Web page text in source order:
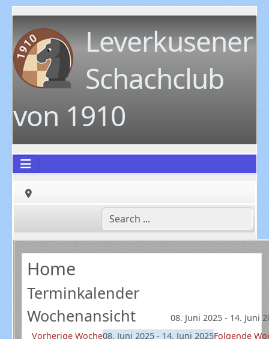
Leverkusener
Schachclub
von 1910
Home
Terminkalender
Wochenansicht
08. Juni 2025 - 14. Juni
Vorherige Woche08. Juni 2025 - 14. Juni 2025Folgende